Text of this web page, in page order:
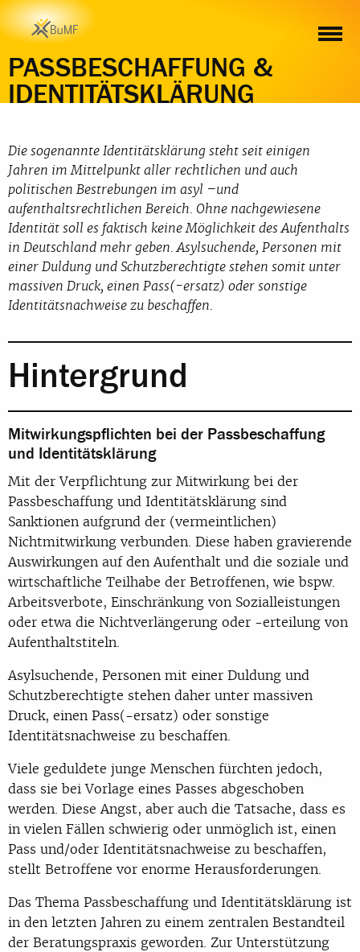
PASSBESCHAFFUNG &
IDENTITÄTSKLÄRUNG
HINTERGRUND
Die sogenannte Identitätsklärung steht seit einigen
Jahren im Mittelpunkt aller rechtlichen und auch
politischen Bestrebungen im asyl –und
aufenthaltsrechtlichen Bereich. Ohne nachgewiesene
Identität soll es faktisch keine Möglichkeit des Aufenthalts
in Deutschland mehr geben. Asylsuchende, Personen mit
einer Duldung und Schutzberechtigte stehen somit unter
massiven Druck, einen Pass(-ersatz) oder sonstige
Identitätsnachweise zu beschaffen.
Hintergrund
Mitwirkungspflichten bei der Passbeschaffung
und Identitätsklärung
Mit der Verpflichtung zur Mitwirkung bei der
Passbeschaffung und Identitätsklärung sind
Sanktionen aufgrund der (vermeintlichen)
Nichtmitwirkung verbunden. Diese haben gravierende
Auswirkungen auf den Aufenthalt und die soziale und
wirtschaftliche Teilhabe der Betroffenen, wie bspw.
Arbeitsverbote, Einschränkung von Sozialleistungen
oder etwa die Nichtverlängerung oder -erteilung von
Aufenthaltstiteln.
Asylsuchende, Personen mit einer Duldung und
Schutzberechtigte stehen daher unter massiven
Druck, einen Pass(-ersatz) oder sonstige
Identitätsnachweise zu beschaffen.
Viele geduldete junge Menschen fürchten jedoch,
dass sie bei Vorlage eines Passes abgeschoben
werden. Diese Angst, aber auch die Tatsache, dass es
in vielen Fällen schwierig oder unmöglich ist, einen
Pass und/oder Identitätsnachweise zu beschaffen,
stellt Betroffene vor enorme Herausforderungen.
Das Thema Passbeschaffung und Identitätsklärung ist
in den letzten Jahren zu einem zentralen Bestandteil
der Beratungspraxis geworden. Zur Unterstützung